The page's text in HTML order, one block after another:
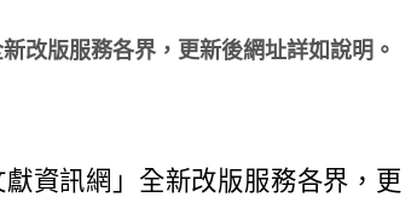
改版服務各界，更新後網址詳如說明。
資訊網」全新改版服務各界，更